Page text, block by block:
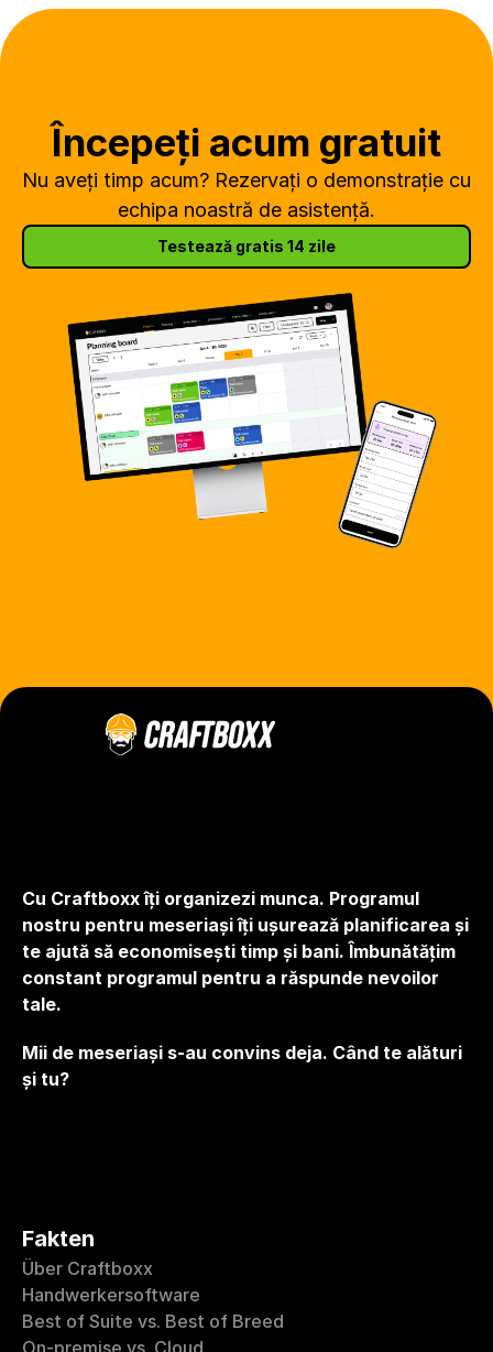
Începeți acum gratuit
Nu aveți timp acum? Rezervați o demonstrație cu
echipa noastră de asistență.
Testează gratis 14 zile
Cu Craftboxx îți organizezi munca. Programul
nostru pentru meseriași îți ușurează planificarea și
te ajută să economisești timp și bani. Îmbunătățim
constant programul pentru a răspunde nevoilor
tale.
Mii de meseriași s-au convins deja. Când te alături
și tu?
Fakten
Über Craftboxx
Handwerkersoftware
Best of Suite vs. Best of Breed
On-premise vs. Cloud